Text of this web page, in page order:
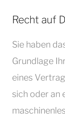
Recht auf
Sie haben
Grundlage
eines
sich oder an